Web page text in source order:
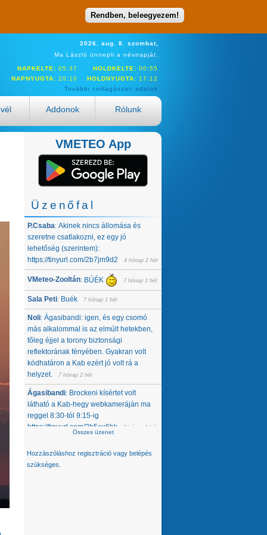
Rendben, beleegyezem!
2026. aug. 8. szombat,
Ma László ünnepli a névnapját.
NAPKELTE: 05:37 HOLDKELTE: 00:55
NAPNYUGTA: 20:10 HOLDNYUGTA: 17:12
További csillagászati adatok
Addonok Rólunk
VMETEO App
Üzenőfal
P.Csaba: Akinek nincs állomása és
szeretne csatlakozni, ez egy jó
lehetőség (szerintem):
https://tinyurl.com/2b7jm9d2
4 hónap 2 hét
VMeteo-Zooltán: BÚÉK 7 hónap 1 hét
Sala Peti: Buék 7 hónap 1 hét
Noli: Ágasibandi: igen, és egy csomó
más alkalommal is az elmúlt hetekben,
főleg éjjel a torony biztonsági
reflektorának fényében. Gyakran volt
ködhatáron a Kab ezért jó volt rá a
helyzet.
7 hónap 2 hét
Ágasibandi: Brockeni kísértet volt
látható a Kab-hegy webkameráján ma
reggel 8:30-tól 9:15-ig
https://tinyurl.com/2b5ex6bk
7 hónap 2 hét
hanem egész közép-kelet európai
térségből. Az Alpokban alig van hó -
Összes üzenet
Hozzászóláshoz regisztráció vagy belépés
szükséges.